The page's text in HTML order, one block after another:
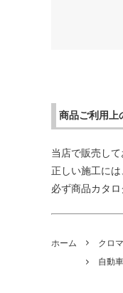
商品ご利用上
当店で販売し
正しい施工に
必ず商品カタ
ホーム クロ
自動